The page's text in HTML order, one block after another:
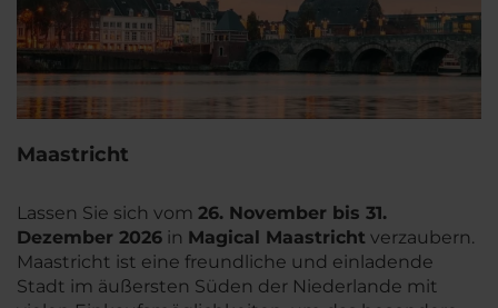
Maastricht
Lassen Sie sich vom 26. November bis 31.
Dezember 2026 in Magical Maastricht verzaubern.
Maastricht ist eine freundliche und einladende
Stadt im äußersten Süden der Niederlande mit